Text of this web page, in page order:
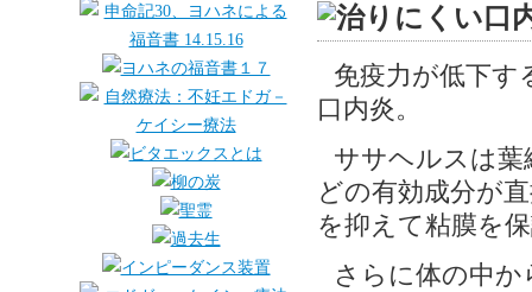
免疫力が低下す
口内炎。
ササヘルスは葉
どの有効成分が
を抑えて粘膜を
さらに体の中